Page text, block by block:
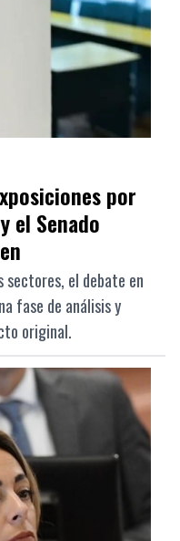
por
el Senado
el debate en
fase de análisis y
original.